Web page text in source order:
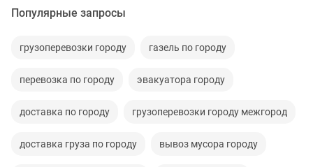
Популярные запросы
грузоперевозки городу газель по городу
перевозка по городу эвакуатора городу
доставка по городу грузоперевозки городу межгород
доставка груза по городу вывоз мусора городу